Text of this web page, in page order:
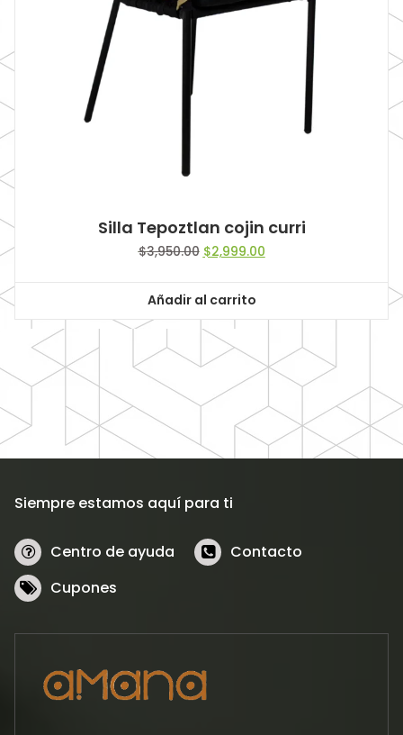
Silla Tepoztlan cojin curri
$3,950.00 Original
$3,950.00.
$2,999.00Current
Añadir al carrito
Siempre estamos aquí para ti
Centro de ayuda
Contacto
Cupones